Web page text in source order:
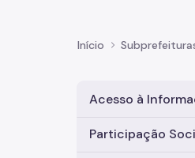
Início
Acesso à
Participação